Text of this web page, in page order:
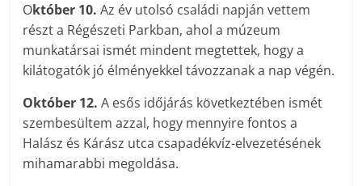
Október 10.Az év utolsó családi napján vettem
részt a Régészeti Parkban, ahol a múzeum
munkatársai ismét mindent megtettek, hogy a
kilátogatók jó élményekkel távozzanak a nap végén.
Október 12.A esős időjárás következtében ismét
szembesültem azzal, hogy mennyire fontos a
Halász és Kárász utca csapadékvíz-elvezetésének
mihamarabbi megoldása.